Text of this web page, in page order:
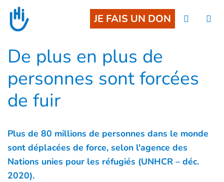
Accès direct au contenu
JE FAIS UN DON
De plus en plus de
personnes sont forcées
de fuir
Plus de 80 millions de personnes dans le monde
sont déplacées de force, selon l'agence des
Nations unies pour les réfugiés (UNHCR – déc.
2020).